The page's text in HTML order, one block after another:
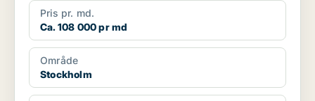
Pris pr. md.
Ca. 108 000 pr md
Område
Stockholm